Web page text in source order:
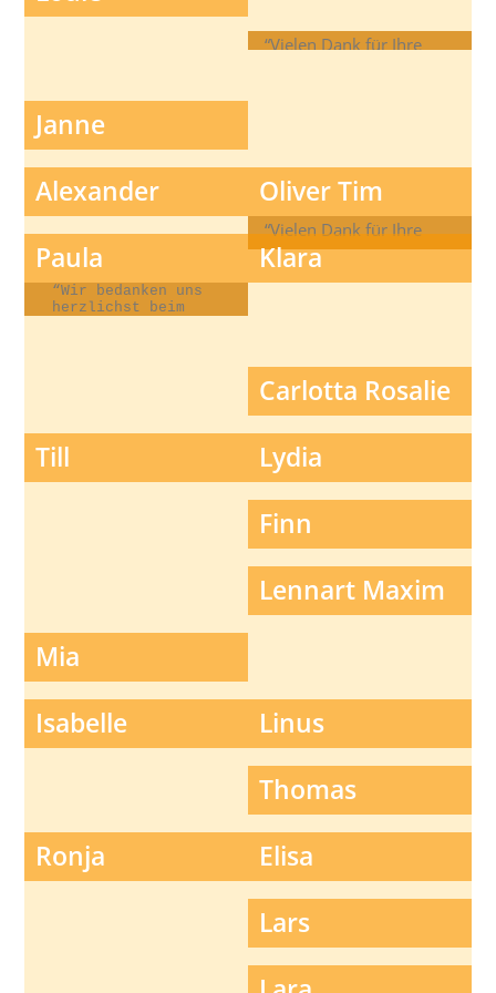
gesamten Zeit der
“Vielen Dank für Ihre
Janne
Alexander
Oliver Tim
“Vielen Dank für Ihre
Unterstützung.”
Paula
“Wir bedanken uns
herzlichst beim
Wunder in den Armen
Klara
Carlotta Rosalie
Till
Lydia
Finn
Lennart Maxim
Mia
Isabelle
Linus
Thomas
Ronja
Elisa
Lars